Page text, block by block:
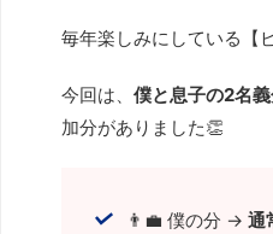
毎年楽しみにしている【
今回は、 僕と息子の2名
加分がありました👏
👨‍💼 僕の分 → 通